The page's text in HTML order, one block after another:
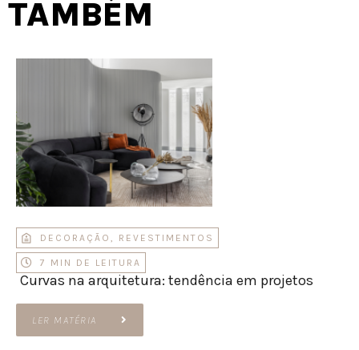
TAMBÉM
DECORAÇÃO REVESTIMENTOS
7 MIN DE LEITURA
Curvas na arquitetura: tendência em projetos
LER MATÉRIA